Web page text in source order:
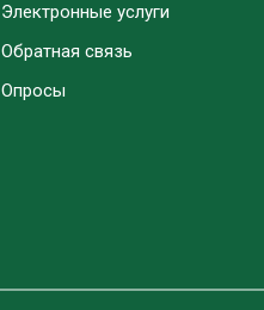
Электронные услуги
Обратная связь
Опросы